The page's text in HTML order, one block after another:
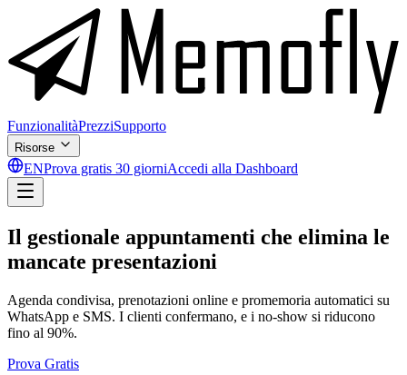
FunzionalitàPrezziSupporto
Risorse
ENProva gratis 30 giorniAccedi alla Dashboard
Il gestionale appuntamenti che elimina le
mancate presentazioni
Agenda condivisa, prenotazioni online e promemoria automatici su
WhatsApp e SMS. I clienti confermano, e i no-show si riducono
fino al 90%.
Prova Gratis